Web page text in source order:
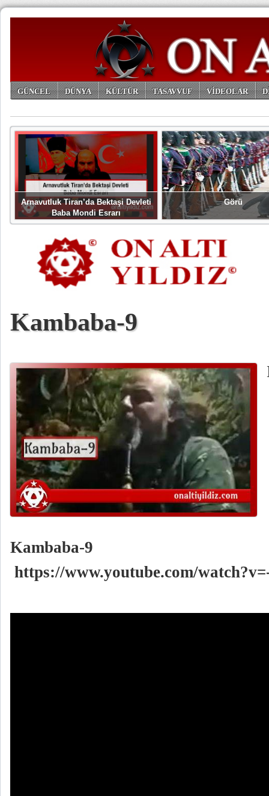
GÜNCEL DÜNYA KÜLTÜR TASAVVUF VİDEOLAR
Arnavutluk Tiran’da Bektaşi Devleti
Baba Mondi Esrarı
Görü
Kambaba-9
Kambaba-9
https://www.youtube.com/